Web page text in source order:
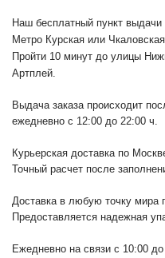
Наш бесплатный пункт
Метро Курская или
Пройти 10 минут до улицы
Артплей.
Выдача заказа происходит
ежедневно с 12:00 до 22:00 ч.
Курьерская доставка по
Точный расчет после
Доставка в любую точку
Предоставляется надежная
Ежедневно на связи с 10:00